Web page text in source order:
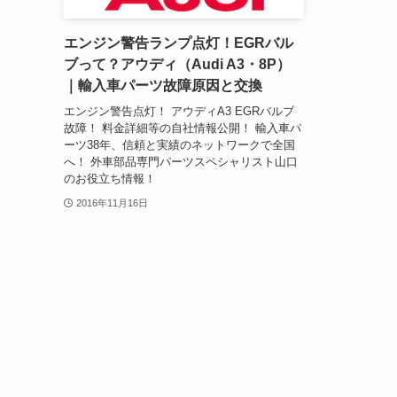
エンジン警告ランプ点灯！EGRバル
ブって？アウディ（Audi A3・8P）
｜輸入車パーツ故障原因と交換
エンジン警告点灯！ アウディA3 EGRバルブ
故障！ 料金詳細等の自社情報公開！ 輸入車パ
ーツ38年、信頼と実績のネットワークで全国
へ！ 外車部品専門パーツスペシャリスト山口
のお役立ち情報！
2016年11月16日